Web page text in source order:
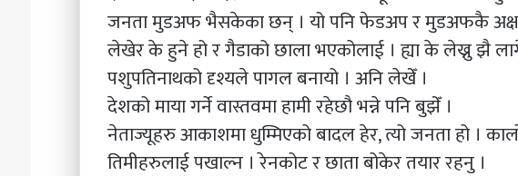
जनता मुडअफ भैसकेका छन् । यो पनि फेडअप र मुडअफकै
लेखेर के हुने हो र गैडाको छाला भएकोलाई । ह्या के लेख्नु झै
पशुपतिनाथको दृश्यले पागल बनायो । अनि लेखेँ ।
देशको माया गर्ने वास्तवमा हामी रहेछौ भन्ने पनि बुझेँ ।
नेताज्यूहरु आकाशमा धुम्मिएको बादल हेर, त्यो जनता हो ।
तिमीहरुलाई पखाल्न । रेनकोट र छाता बोकेर तयार रहनु ।